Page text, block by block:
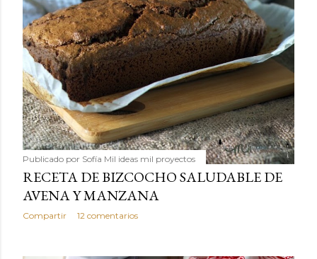
Publicado por Sofía Mil ideas mil proyectos
RECETA DE BIZCOCHO SALUDABLE DE
AVENA Y MANZANA
Compartir 12 comentarios